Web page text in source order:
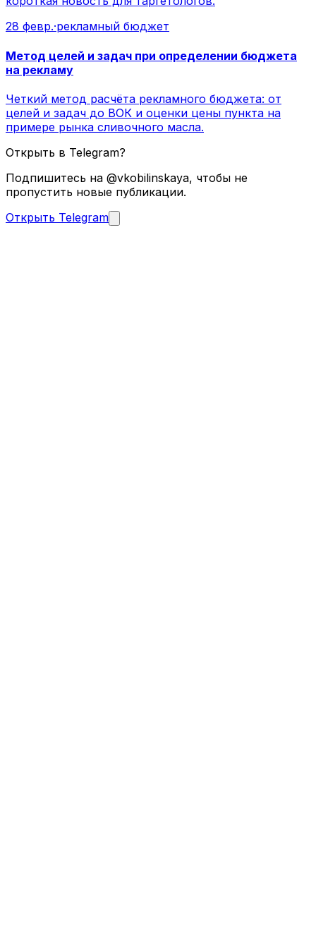
28 февр.·рекламный бюджет
Метод целей и задач при определении бюджета
на рекламу
Четкий метод расчёта рекламного бюджета: от
целей и задач до ВОК и оценки цены пункта на
примере рынка сливочного масла.
Открыть в Telegram?
Подпишитесь на @vkobilinskaya, чтобы не
пропустить новые публикации.
Открыть Telegram